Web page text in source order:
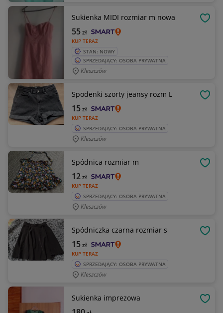
Sukienka MIDI rozmiar m nowa
KUP TERAZ
55zł
STAN: NOWY
SPRZEDAJĄCY: OSOBA PRYWATNA
Kleszczów
Spodenki szorty jeansy rozm L
KUP TERAZ
15zł
SPRZEDAJĄCY: OSOBA PRYWATNA
Kleszczów
Spódnica rozmiar m
KUP TERAZ
12zł
SPRZEDAJĄCY: OSOBA PRYWATNA
Kleszczów
Spódniczka czarna rozmiar s
KUP TERAZ
15zł
SPRZEDAJĄCY: OSOBA PRYWATNA
Kleszczów
Sukienka imprezowa